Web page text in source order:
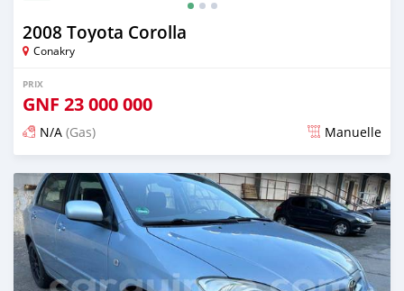
2008 Toyota Corolla
Conakry
PRIX
GNF 23 000 000
N/A (Gas) Manuelle
Publié il y a plus de 2 ans